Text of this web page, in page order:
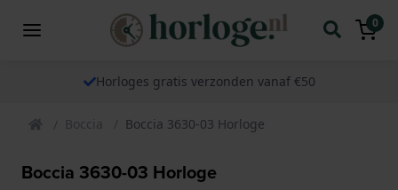
0
Horloges gratis verzonden vanaf €50
Boccia Boccia 3630-03 Horloge
Boccia 3630-03 Horloge